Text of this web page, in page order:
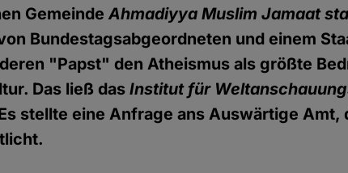
GemeindeAhmadiyya Muslim Jamaat
Bundestagsabgeordneten und einem
"Papst" den Atheismus als größte
Das ließ dasInstitut für
stellte eine Anfrage ans Auswärtige Amt,